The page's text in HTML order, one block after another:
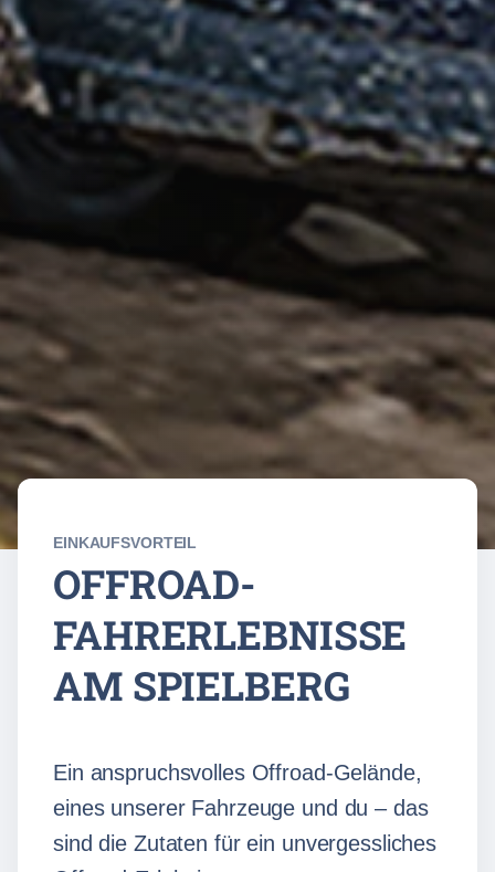
EINKAUFSVORTEIL
OFFROAD-
FAHRERLEBNISSE
AM SPIELBERG
Ein anspruchsvolles Offroad-Gelände,
eines unserer Fahrzeuge und du – das
sind die Zutaten für ein unvergessliches